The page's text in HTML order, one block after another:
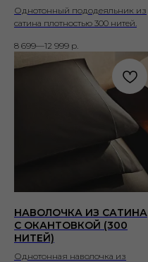
Однотонный пододеяльник из
сатина плотностью 300 нитей.
8 699—12 999 р.
НАВОЛОЧКА ИЗ САТИНА
С ОКАНТОВКОЙ (300
НИТЕЙ)
Однотонная наволочка из